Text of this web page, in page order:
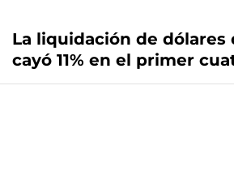
La liquidación de dólares
cayó 11% en el primer